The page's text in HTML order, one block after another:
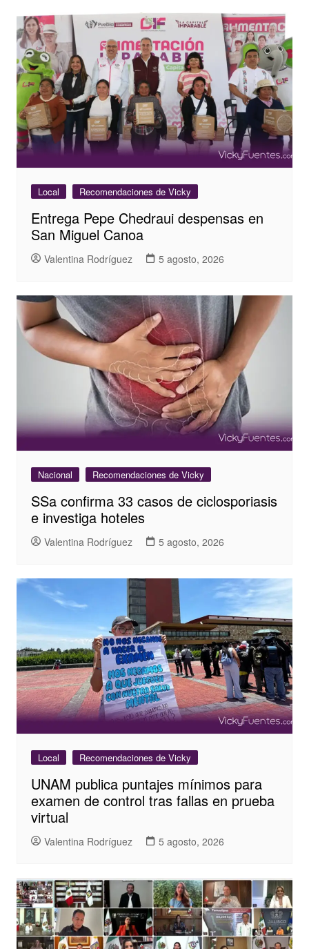
Local Recomendaciones de Vicky
Entrega Pepe Chedraui despensas en
San Miguel Canoa
Valentina Rodríguez 5 agosto, 2026
Nacional Recomendaciones de Vicky
SSa confirma 33 casos de ciclosporiasis
e investiga hoteles
Valentina Rodríguez 5 agosto, 2026
Local Recomendaciones de Vicky
UNAM publica puntajes mínimos para
examen de control tras fallas en prueba
virtual
Valentina Rodríguez 5 agosto, 2026